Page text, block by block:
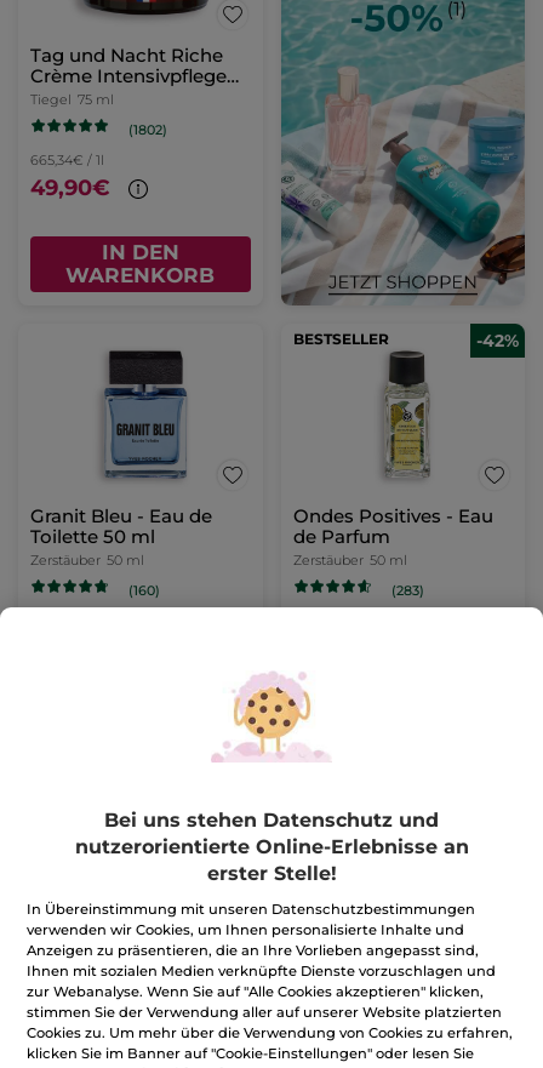
Tag und Nacht Riche
Crème Intensivpflege
75ml
Tiegel 75 ml
(1802)
665,34€ / 1l
49,90€
IN DEN
WARENKORB
Granit Bleu - Eau de
Toilette 50 ml
Zerstäuber 50 ml
(160)
BESTSELLER -42%
Ondes Positives - Eau
de Parfum
Zerstäuber 50 ml
(283)
Bois de Sauge - Dusch-
Shampoo
Tube 200 ml
(202)
Bei uns stehen Datenschutz und
nutzerorientierte Online-Erlebnisse an
erster Stelle!
In Übereinstimmung mit unseren Datenschutzbestimmungen
verwenden wir Cookies, um Ihnen personalisierte Inhalte und
Anzeigen zu präsentieren, die an Ihre Vorlieben angepasst sind,
Ihnen mit sozialen Medien verknüpfte Dienste vorzuschlagen und
zur Webanalyse. Wenn Sie auf "Alle Cookies akzeptieren" klicken,
stimmen Sie der Verwendung aller auf unserer Website platzierten
Cookies zu. Um mehr über die Verwendung von Cookies zu erfahren,
klicken Sie im Banner auf "Cookie-Einstellungen" oder lesen Sie